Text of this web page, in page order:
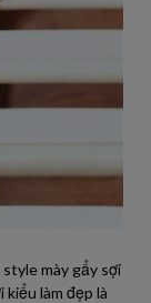
mày gẩy sợi
làm đẹp là